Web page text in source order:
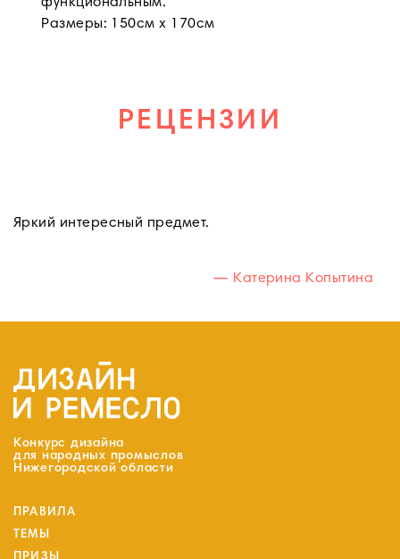
Размеры: 150см х 170см
РЕЦЕНЗИИ
Яркий интересный предмет.
— Катерина Копытина
Конкурс дизайна
для народных промыслов
Нижегородской области
ПРАВИЛА
ТЕМЫ